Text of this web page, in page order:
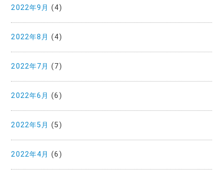
2022年9月 (4)
2022年8月 (4)
2022年7月 (7)
2022年6月 (6)
2022年5月 (5)
2022年4月 (6)